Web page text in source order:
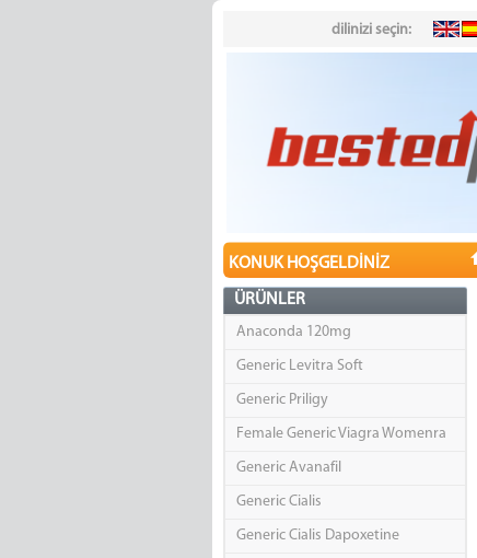
dilinizi seçin:
KONUK HOŞGELDINIZ
ÜRÜNLER
Anaconda 120mg
Generic Levitra Soft
Generic Priligy
Female Generic Viagra Womenra
Generic Avanafil
Generic Cialis
Generic Cialis Dapoxetine